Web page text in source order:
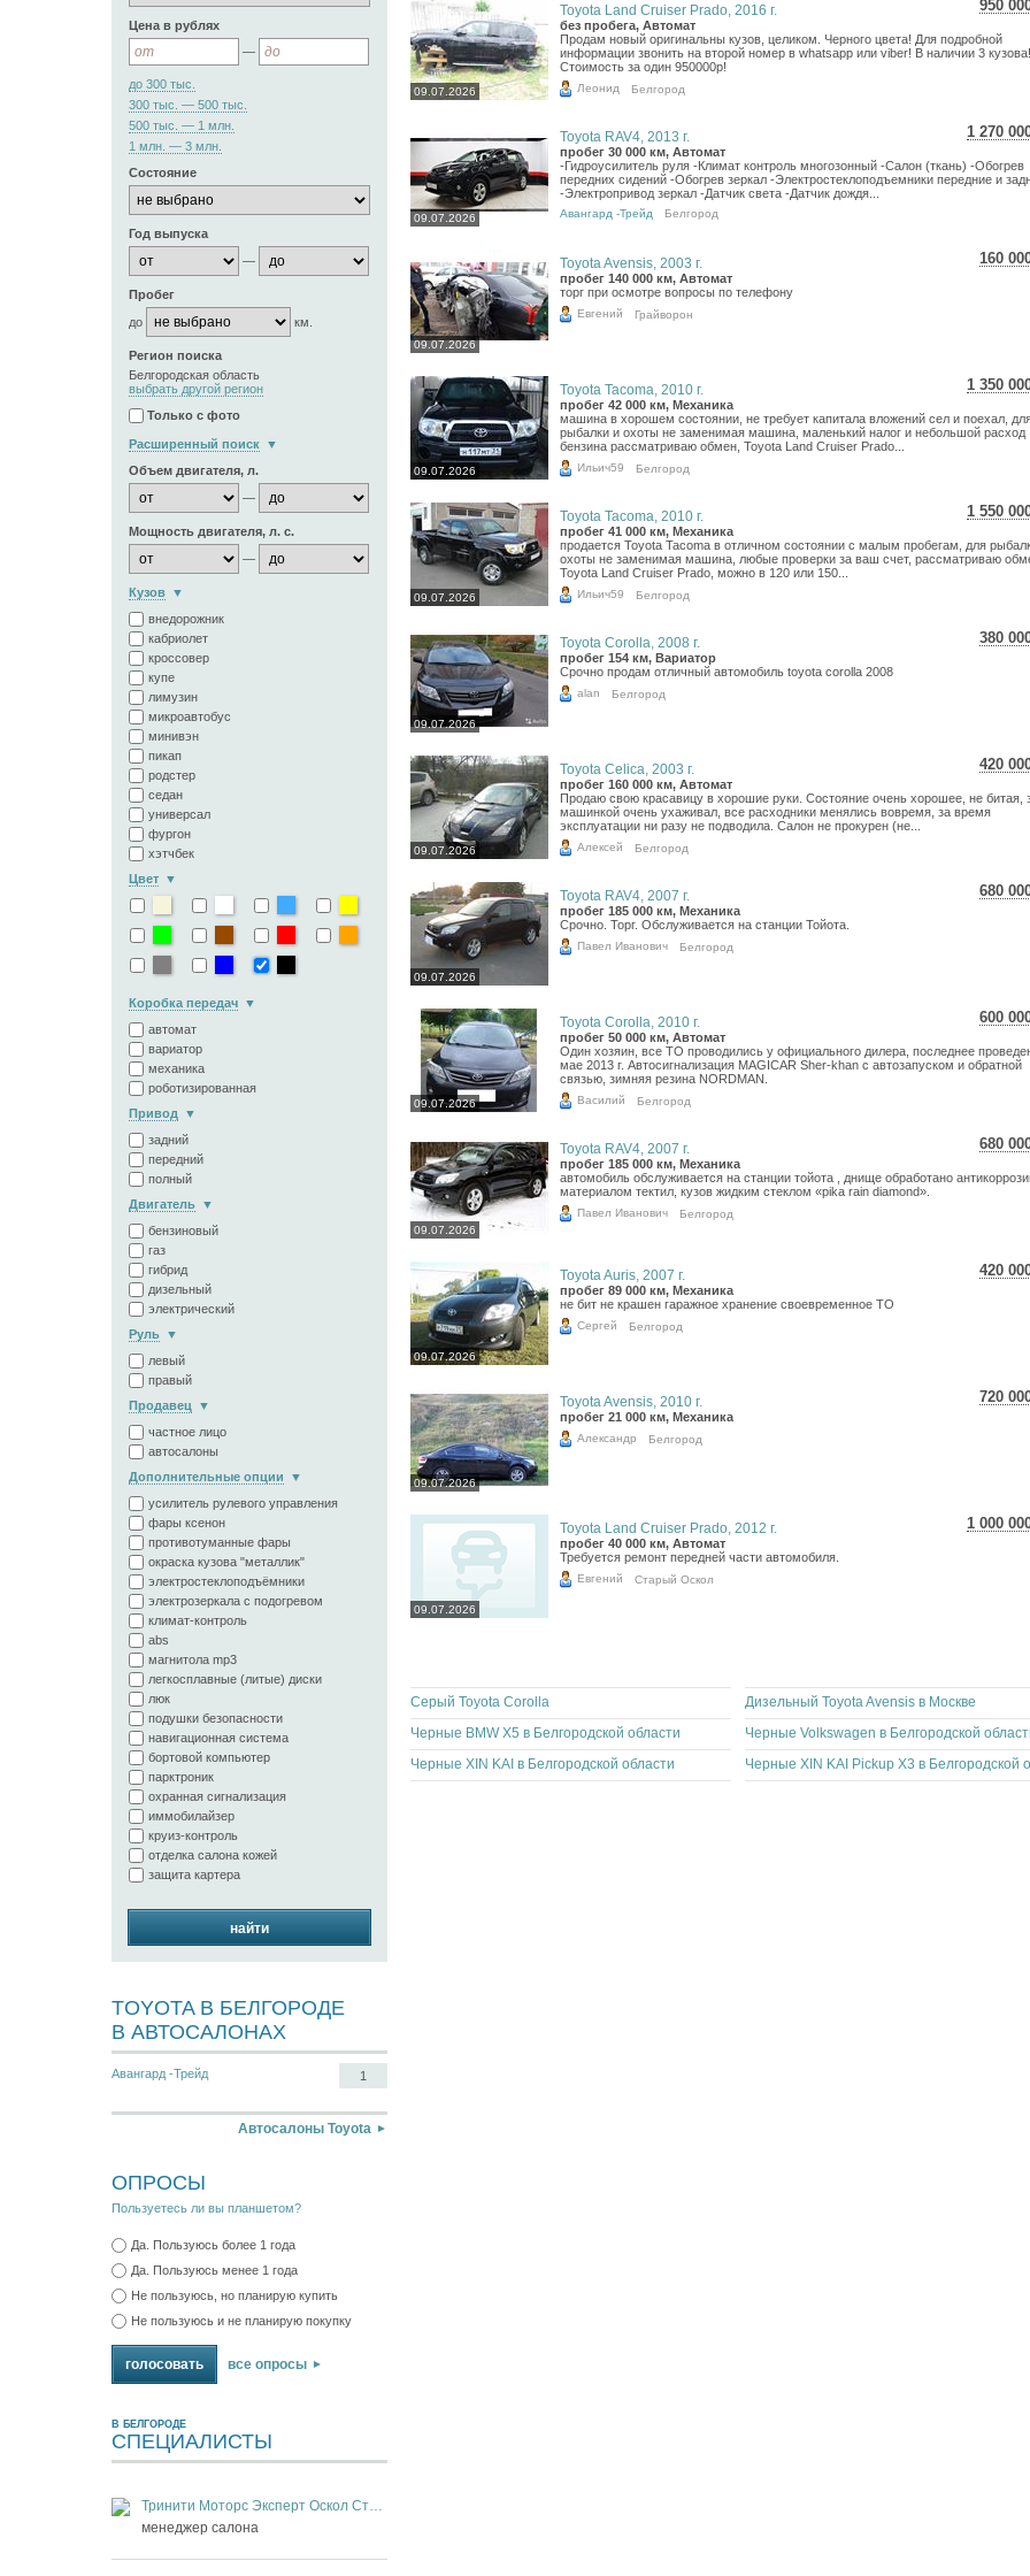
Цена в рублях
—
до 300 тыс.
300 тыс. — 500 тыс.
500 тыс. — 1 млн.
1 млн. — 3 млн.
Состояние
Год выпуска
—
Пробег
до
км.
Регион поиска
Белгородская область
выбрать другой регион
Только с фото
Расширенный поиск
Объем двигателя, л.
—
Мощность двигателя, л. с.
—
Кузов
внедорожник
кабриолет
кроссовер
купе
лимузин
микроавтобус
минивэн
пикап
родстер
седан
универсал
фургон
хэтчбек
Цвет
Коробка передач
автомат
вариатор
механика
роботизированная
Привод
задний
передний
полный
Двигатель
бензиновый
газ
гибрид
дизельный
электрический
Руль
левый
правый
Продавец
частное лицо
автосалоны
Дополнительные опции
усилитель рулевого управления
фары ксенон
противотуманные фары
окраска кузова "металлик"
электростеклоподъёмники
электрозеркала с подогревом
климат-контроль
abs
магнитола mp3
легкосплавные (литые) диски
люк
подушки безопасности
навигационная система
бортовой компьютер
парктроник
охранная сигнализация
иммобилайзер
круиз-контроль
отделка салона кожей
защита картера
найти
TOYOTA В БЕЛГОРОДЕ
В АВТОСАЛОНАХ
Авангард -Трейд 1
Автосалоны Toyota
ОПРОСЫ
Пользуетесь ли вы планшетом?
Да. Пользуюсь более 1 года
Да. Пользуюсь менее 1 года
Не пользуюсь, но планирую купить
Не пользуюсь и не планирую покупку
все опросы
В БЕЛГОРОДЕ
СПЕЦИАЛИСТЫ
Тринити Моторс Эксперт Оскол Старый Оскол
менеджер салона
09.07.2026
950
13
Toyota Land Cruiser Prado, 2016 г.
без пробега, Автомат
Продам новый оригинальны кузов, целиком. Черного цвета! Для подробной
информации звонить на второй номер в whatsapp или viber! В наличии 3 кузова!
Стоимость за один 950000р!
Леонид Белгород
09.07.2026
1 270
18 575
Toyota RAV4, 2013 г.
пробег 30 000 км, Автомат
-Гидроусилитель руля -Климат контроль многозонный -Салон (ткань) -Обогрев
передних сидений -Обогрев зеркал -Электростеклоподъемники передние и
-Электропривод зеркал -Датчик света -Датчик дождя...
Авангард -Трейд Белгород
09.07.2026
160
Toyota Avensis, 2003 г.
пробег 140 000 км, Автомат
торг при осмотре вопросы по телефону
Евгений Грайворон
09.07.2026
1 350
19 746
Toyota Tacoma, 2010 г.
пробег 42 000 км, Механика
машина в хорошем состоянии, не требует капитала вложений сел и поехал,
рыбалки и охоты не заменимая машина, маленький налог и небольшой расход
бензина рассматриваю обмен, Toyota Land Cruiser Prado...
Ильич59 Белгород
09.07.2026
1 550
22
Toyota Tacoma, 2010 г.
пробег 41 000 км, Механика
продается Toyota Tacoma в отличном состоянии с малым пробегам, для
охоты не заменимая машина, любые проверки за ваш счет, рассматриваю
Toyota Land Cruiser Prado, можно в 120 или 150...
Ильич59 Белгород
09.07.2026
380
Toyota Corolla, 2008 г.
пробег 154 км, Вариатор
Срочно продам отличный автомобиль toyota corolla 2008
alan Белгород
09.07.2026
420
6
Toyota Celica, 2003 г.
пробег 160 000 км, Автомат
Продаю свою красавицу в хорошие руки. Состояние очень хорошее, не битая,
машинкой очень ухаживал, все расходники менялись вовремя, за время
эксплуатации ни разу не подводила. Салон не прокурен (не...
Алексей Белгород
09.07.2026
680
Toyota RAV4, 2007 г.
пробег 185 000 км, Механика
Срочно. Торг. Обслуживается на станции Тойота.
Павел Иванович Белгород
09.07.2026
600
8
Toyota Corolla, 2010 г.
пробег 50 000 км, Автомат
Один хозяин, все ТО проводились у официального дилера, последнее
мае 2013 г. Автосигнализация MAGICAR Sher-khan с автозапуском и обратной
связью, зимняя резина NORDMAN.
Василий Белгород
09.07.2026
680
9
Toyota RAV4, 2007 г.
пробег 185 000 км, Механика
автомобиль обслуживается на станции тойота , днище обработано
материалом тектил, кузов жидким стеклом «pika rain diamond».
Павел Иванович Белгород
09.07.2026
420
Toyota Auris, 2007 г.
пробег 89 000 км, Механика
не бит не крашен гаражное хранение своевременное ТО
Сергей Белгород
09.07.2026
720
Toyota Avensis, 2010 г.
пробег 21 000 км, Механика
Александр Белгород
09.07.2026
1 000
Toyota Land Cruiser Prado, 2012 г.
пробег 40 000 км, Автомат
Требуется ремонт передней части автомобиля.
Евгений Старый Оскол
Серый Toyota Corolla
Дизельный Toyota Avensis в Москве
Черные BMW X5 в Белгородской области
Черные Volkswagen в Белгородской
Черные XIN KAI в Белгородской области